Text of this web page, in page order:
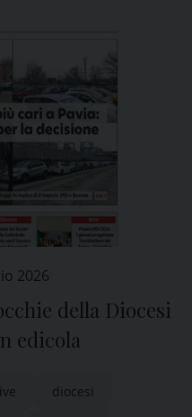
2026
della Diocesi
edicola
diocesi